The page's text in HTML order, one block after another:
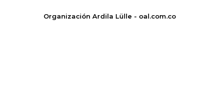
Organización Ardila Lülle - oal.com.co